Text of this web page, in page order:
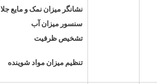
نشانگر میزان نمک و مایع جلا
سنسور میزان آب
تشخیص ظرفیت
تنظیم میزان مواد شوینده